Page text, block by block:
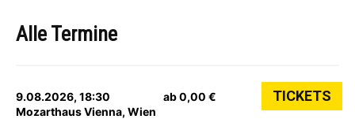
Alle Termine
9.08.2026, 18:30
Mozarthaus Vienna, Wien
ab 0,00 € TICKETS